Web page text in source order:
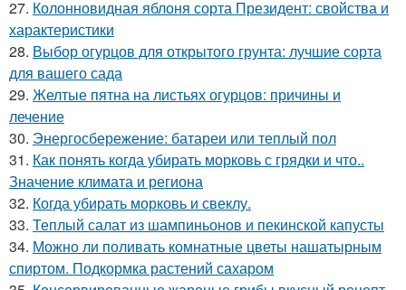
27. Колонновидная яблоня сорта Президент: свойства и
характеристики
28. Выбор огурцов для открытого грунта: лучшие сорта
для вашего сада
29. Желтые пятна на листьях огурцов: причины и
лечение
30. Энергосбережение: батареи или теплый пол
31. Как понять когда убирать морковь с грядки и что..
Значение климата и региона
32. Когда убирать морковь и свеклу.
33. Теплый салат из шампиньонов и пекинской капусты
34. Можно ли поливать комнатные цветы нашатырным
спиртом. Подкормка растений сахаром